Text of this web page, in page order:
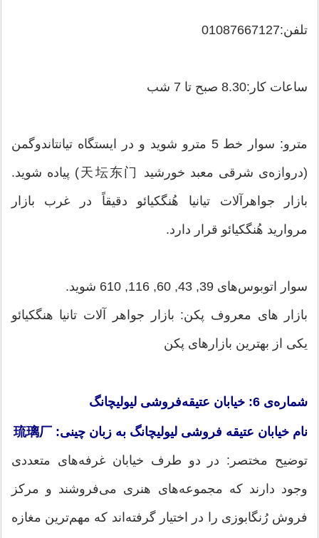
تلفن:01087667127
ساعات کار:8.30 صبح تا 7 شب
مترو: سوار خط 5 مترو شوید و در ایستگاه تیانتاندوگمن
(دروازه‌ی شرقی معبد خورشید 天坛东门) پیاده شوید.
بازار جواهرآلات تیانیا هُنگکیائو دقیقاً در غرب بازار
مروارید هُنگکیائو قرار دارد.
سوار اتوبوس‌های 39, 43, 60, 116, 610 شوید.
بازار های معروف پکن: بازار جواهر آلات تانیا هنگکیائو
یکی از بهترین بازارهای پکن
شماره‌ی 6: خیابان عتیقه‌فروشی لیولیچانگ
نام خیابان عتیقه‌ فروشی لیولیچانگ به زبان چینی: 琉璃厂
توضیح مختصر: در دو طرف خیابان غرفه‌های متعددی
وجود دارند که مجموعه‌های هنری می‌فروشند و مرکز
فروش رُنگابوزی را در اختیار گرفته‌اند که مهم‌ترین مغازه